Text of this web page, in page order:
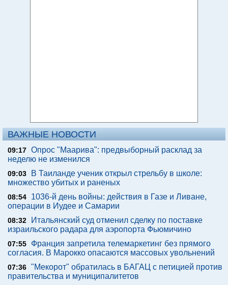
ВАЖНЫЕ НОВОСТИ
09:17 Опрос "Mаарива": предвыборный расклад за
неделю не изменился
09:03
В Таиланде ученик открыл стрельбу в школе:
множество убитых и раненых
08:54
1036-й день войны: действия в Газе и Ливане,
операции в Иудее и Самарии
08:32
Итальянский суд отменил сделку по поставке
израильского радара для аэропорта Фьюмичино
07:55
Франция запретила телемаркетинг без прямого
согласия. В Марокко опасаются массовых увольнений
07:36 "Мекорот" обратилась в БАГАЦ с петицией против
правительства и муниципалитетов